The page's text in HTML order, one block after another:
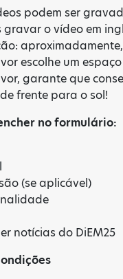
podem ser
gravar o vídeo em
escolhe um
garante que
frente para o sol!
no formulário:
(se aplicável)
notícias do DiEM25